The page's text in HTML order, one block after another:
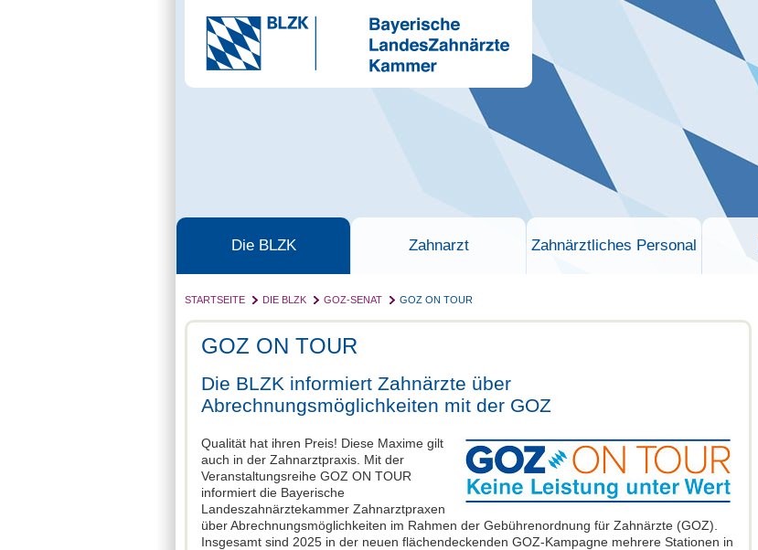
Die BLZK Zahnarzt Zahnärztliches Personal
STARTSEITE DIE BLZK GOZ-SENAT GOZ ON TOUR
GOZ ON TOUR
Die BLZK informiert Zahnärzte über
Abrechnungsmöglichkeiten mit der GOZ
Qualität hat ihren Preis! Diese Maxime gilt
auch in der Zahnarztpraxis. Mit der
Veranstaltungsreihe GOZ ON TOUR
informiert die Bayerische
Landeszahnärztekammer Zahnarztpraxen
über Abrechnungsmöglichkeiten im Rahmen der Gebührenordnung für Zahnärzte (GOZ).
Insgesamt sind 2025 in der neuen flächendeckenden GOZ-Kampagne mehrere Stationen in